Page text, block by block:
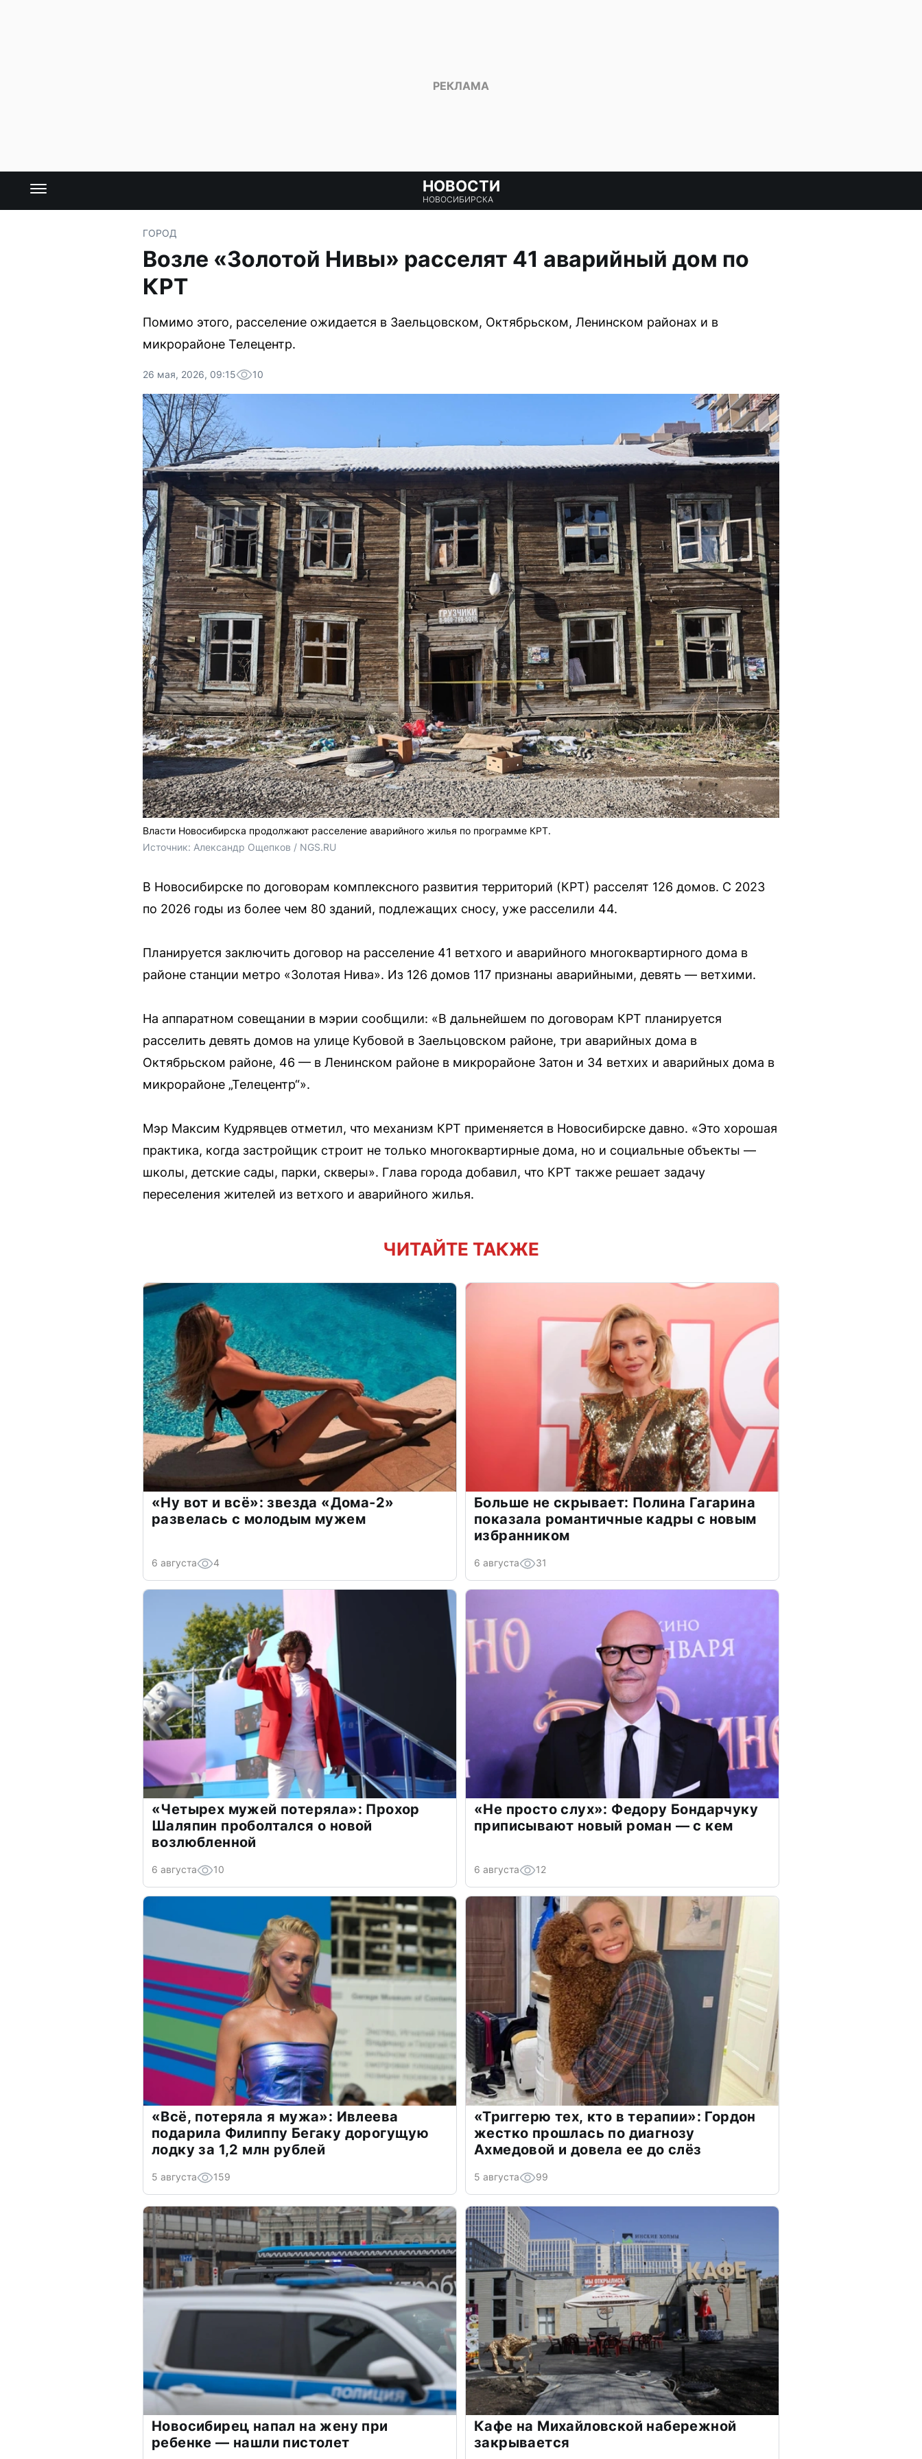
НОВОСТИ
НОВОСИБИРСКА
ГОРОД
Возле «Золотой Нивы» расселят 41 аварийный дом по
КРТ
Помимо этого, расселение ожидается в Заельцовском, Октябрьском, Ленинском районах и в
микрорайоне Телецентр.
26 мая, 2026, 09:15 10
Власти Новосибирска продолжают расселение аварийного жилья по программе КРТ.
Источник: Александр Ощепков / NGS.RU
В Новосибирске по договорам комплексного развития территорий (КРТ) расселят 126 домов. С 2023
по 2026 годы из более чем 80 зданий, подлежащих сносу, уже расселили 44.
Планируется заключить договор на расселение 41 ветхого и аварийного многоквартирного дома в
районе станции метро «Золотая Нива». Из 126 домов 117 признаны аварийными, девять — ветхими.
На аппаратном совещании в мэрии сообщили: «В дальнейшем по договорам КРТ планируется
расселить девять домов на улице Кубовой в Заельцовском районе, три аварийных дома в
Октябрьском районе, 46 — в Ленинском районе в микрорайоне Затон и 34 ветхих и аварийных дома в
микрорайоне „Телецентр“».
Мэр Максим Кудрявцев отметил, что механизм КРТ применяется в Новосибирске давно. «Это хорошая
практика, когда застройщик строит не только многоквартирные дома, но и социальные объекты —
школы, детские сады, парки, скверы». Глава города добавил, что КРТ также решает задачу
переселения жителей из ветхого и аварийного жилья.
ЧИТАЙТЕ ТАКЖЕ
«Ну вот и всё»: звезда «Дома-2»
развелась с молодым мужем
6 августа 4
Больше не скрывает: Полина Гагарина
показала романтичные кадры с новым
избранником
6 августа 31
«Четырех мужей потеряла»: Прохор
Шаляпин проболтался о новой
возлюбленной
6 августа 10
«Не просто слух»: Федору Бондарчуку
приписывают новый роман — с кем
6 августа 12
«Всё, потеряла я мужа»: Ивлеева
подарила Филиппу Бегаку дорогущую
лодку за 1,2 млн рублей
5 августа 159
«Триггерю тех, кто в терапии»: Гордон
жестко прошлась по диагнозу
Ахмедовой и довела ее до слёз
5 августа 99
Новосибирец напал на жену при
ребенке — нашли пистолет
Кафе на Михайловской набережной
закрывается